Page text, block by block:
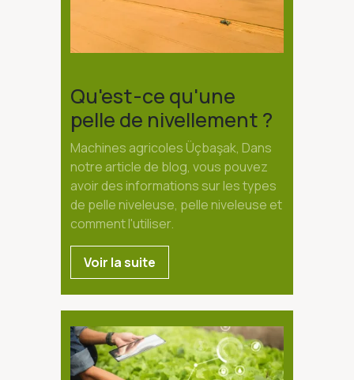
Qu'est-ce qu'une
pelle de nivellement ?
Machines agricoles Üçbaşak, Dans
notre article de blog, vous pouvez
avoir des informations sur les types
de pelle niveleuse, pelle niveleuse et
comment l'utiliser.
Voir la suite